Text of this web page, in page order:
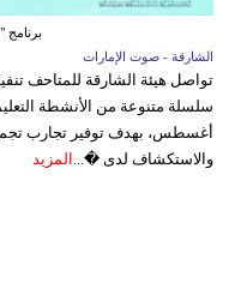
برنامج
الشارقة - صوت الإمارات
سلسلة متنوعة من الأنشطة
أغسطس، بهدف توفير تجارب تجمع
والاستكشاف لدى �... المزيد